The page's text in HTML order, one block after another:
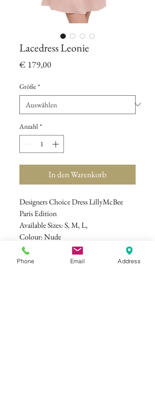
Lacedress Leonie
€ 179,00Preis
Größe *
Anzahl *
In den Warenkorb
Designers Choice Dress LillyMcBee
Paris Edition
Available Sizes: S, M, L,
Colour: Nude
Herkunft: Paris
Obermaterial: Lace & Polyester
Phone Email Address